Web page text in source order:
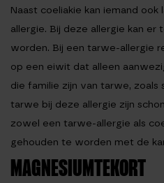
Naast coeliakie kan iemand
allergie. Bij deze allergie kan
worden. Bij een tarwe-allergie
op een eiwit dat alleen
die familie zijn van tarwe,
tarwe bij deze allergie zijn
zowel een tarwe-allergie als
gehouden te worden met de
MAGNESIUMTEKORT